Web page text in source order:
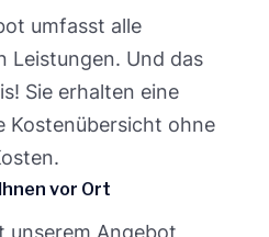
umfasst alle
Leistungen. Und das
Sie erhalten eine
Kostenübersicht ohne
vor Ort